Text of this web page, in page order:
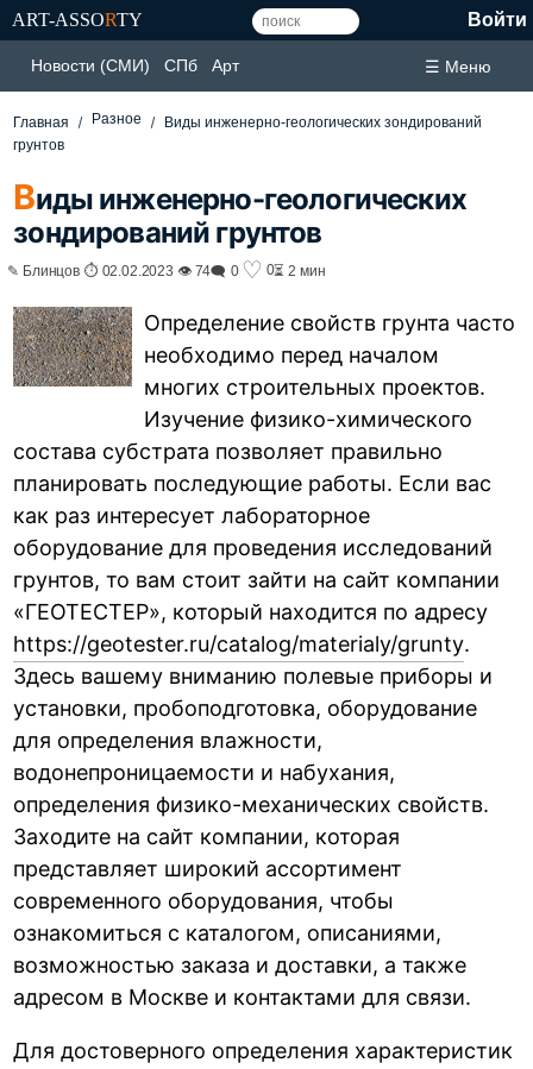
ART-ASSORTY Войти
Новости (СМИ) СПб Арт ☰ Меню
Главная Разное
Виды инженерно-геологических зондирований
грунтов
Виды инженерно-геологических
зондирований грунтов
✎ Блинцов ⏱ 02.02.2023 👁 74🗨 0 ♡ 0⏳ 2 мин
Определение свойств грунта часто
необходимо перед началом
многих строительных проектов.
Изучение физико-химического
состава субстрата позволяет правильно
планировать последующие работы. Если вас
как раз интересует лабораторное
оборудование для проведения исследований
грунтов, то вам стоит зайти на сайт компании
«ГЕОТЕСТЕР», который находится по адресу
https://geotester.ru/catalog/materialy/grunty.
Здесь вашему вниманию полевые приборы и
установки, пробоподготовка, оборудование
для определения влажности,
водонепроницаемости и набухания,
определения физико-механических свойств.
Заходите на сайт компании, которая
представляет широкий ассортимент
современного оборудования, чтобы
ознакомиться с каталогом, описаниями,
возможностью заказа и доставки, а также
адресом в Москве и контактами для связи.
Для достоверного определения характеристик